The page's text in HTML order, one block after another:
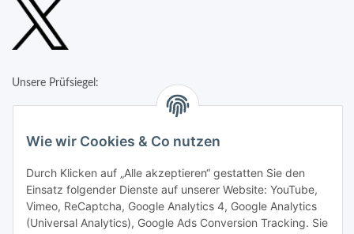
Unsere Prüfsiegel:
Wie wir Cookies & Co nutzen
Durch Klicken auf „Alle akzeptieren“ gestatten Sie den
Einsatz folgender Dienste auf unserer Website: YouTube,
Vimeo, ReCaptcha, Google Analytics 4, Google Analytics
(Universal Analytics), Google Ads Conversion Tracking. Sie